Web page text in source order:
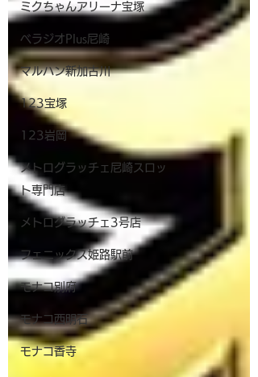
ミクちゃんアリーナ宝塚
ベラジオPlus尼崎
マルハン新加古川
123宝塚
123岩岡
メトログラッチェ尼崎スロッ
ト専門店
メトログラッチェ3号店
フェニックス姫路駅前
モナコ別府
モナコ西明石
モナコ香寺